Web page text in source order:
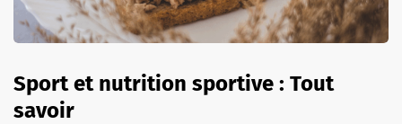
Sport et nutrition sportive : Tout
savoir